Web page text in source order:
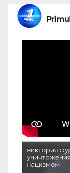
виктория
нацизмом